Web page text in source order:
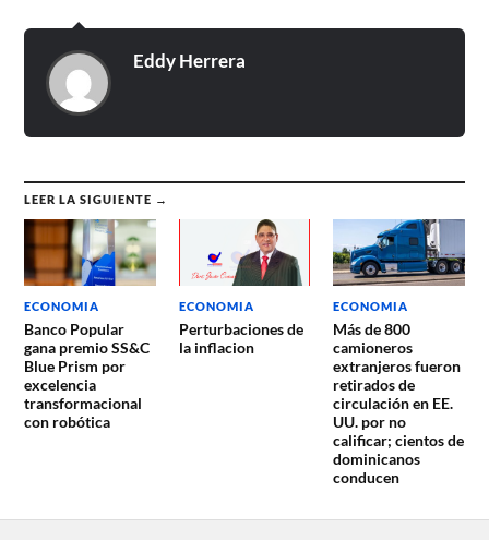
Eddy Herrera
LEER LA SIGUIENTE →
ECONOMIA
Banco Popular
gana premio SS&C
Blue Prism por
excelencia
transformacional
con robótica
ECONOMIA
Perturbaciones de
la inflacion
ECONOMIA
Más de 800
camioneros
extranjeros fueron
retirados de
circulación en EE.
UU. por no
calificar; cientos de
dominicanos
conducen